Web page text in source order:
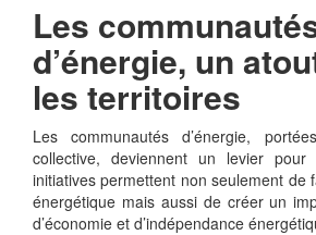
Les
d’énergie, un
les territoires
Les communautés d’énergie,
collective, deviennent un levier
initiatives permettent non seulement de
énergétique mais aussi de créer un
d’économie et d’indépendance